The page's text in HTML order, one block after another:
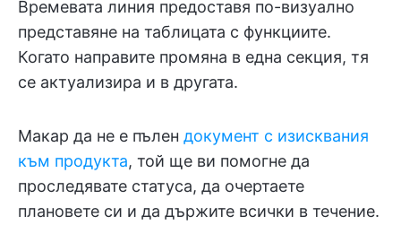
Времевата линия предоставя по-визуално
представяне на таблицата с функциите.
Когато направите промяна в една секция, тя
се актуализира и в другата.
Макар да не е пълен документ с изисквания
към продукта, той ще ви помогне да
проследявате статуса, да очертаете
плановете си и да държите всички в течение.